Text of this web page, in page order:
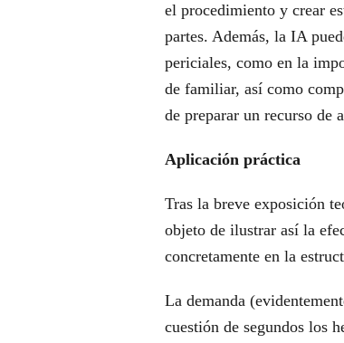
el procedimiento y crear
partes. Además, la IA
periciales, como en la
de familiar, así como
de preparar un recurso de
Aplicación práctica
Tras la breve exposición
objeto de ilustrar así la
concretamente en la
La demanda
cuestión de segundos los